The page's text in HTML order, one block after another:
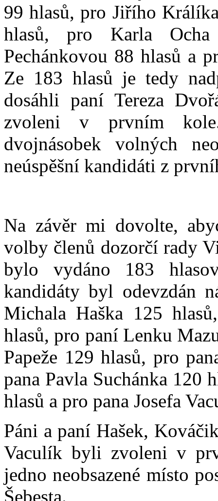
99 hlasů, pro Jiřího
hlasů, pro Karla
Pechánkovou 88 hlasů a
Ze 183 hlasů je tedy
dosáhli paní Tereza
zvoleni v prvním
dvojnásobek volných
neúspěšní kandidáti z
Na závěr mi dovolte,
volby členů dozorčí rady
bylo vydáno 183
kandidáty byl odevzdán
Michala Haška 125
hlasů, pro paní Lenku
Papeže 129 hlasů, pro
pana Pavla Suchánka 120
hlasů a pro pana Josefa
Páni a paní Hašek,
Vaculík byli zvoleni v
jedno neobsazené místo
Šebesta.